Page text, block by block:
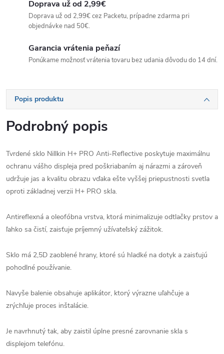
Doprava už od 2,99€
Doprava už od 2,99€ cez Packetu, prípadne zdarma pri
objednávke nad 50€.
Garancia vrátenia peňazí
Ponúkame možnosť vrátenia tovaru bez udania dôvodu do 14 dní.
Popis produktu
Podrobný popis
Tvrdené sklo Nillkin H+ PRO Anti-Reflective poskytuje maximálnu
ochranu vášho displeja pred poškriabaním aj nárazmi a zároveň
udržuje jas a kvalitu obrazu vďaka ešte vyššej priepustnosti svetla
oproti základnej verzii H+ PRO skla.
Antireflexná a oleofóbna vrstva, ktorá minimalizuje odtlačky prstov a
ľahko sa čistí, zaisťuje príjemný užívateľský zážitok.
Sklo má 2,5D zaoblené hrany, ktoré sú hladké na dotyk a zaisťujú
pohodlné používanie.
Navyše balenie obsahuje aplikátor, ktorý výrazne uľahčuje a
zrýchľuje proces inštalácie.
Je navrhnutý tak, aby zaistil úplne presné zarovnanie skla s
displejom telefónu.